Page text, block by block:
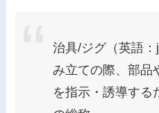
治具/ジグ（英語
み立ての際、部品
を指示・誘導する